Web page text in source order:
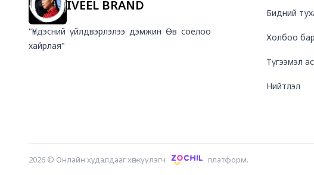
IVEEL BRAND
"Үндэсний үйлдвэрлэлээ дэмжин Өв соёлоо
хайрлая"
Бидний
Холбоо
Түгээмэл
Нийтлэл
2026 © Онлайн худалдааг хөгжүүлэгч платформ.